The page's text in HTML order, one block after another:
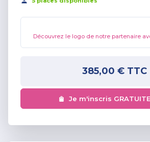
Découvrez le logo de notre partenaire
385,00 €TTC
Je m'inscris